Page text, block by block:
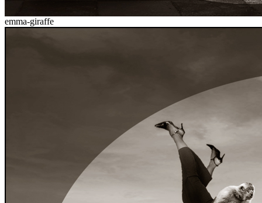
emma-giraffe